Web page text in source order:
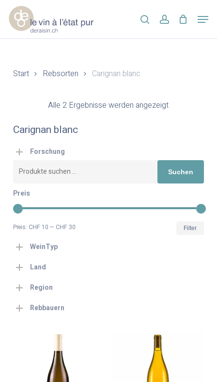
Skip
main
content
searchaccount
Carignan blanc
Alle 2 Ergebnisse werden angezeigt
Start Rebsorten Carignan blanc
Forschung
Suchen
nach:
Suchen
Preis
Filter
Preis: CHF 10 — CHF 30
WeinTyp
Land
Region
Rebbauern
Menu